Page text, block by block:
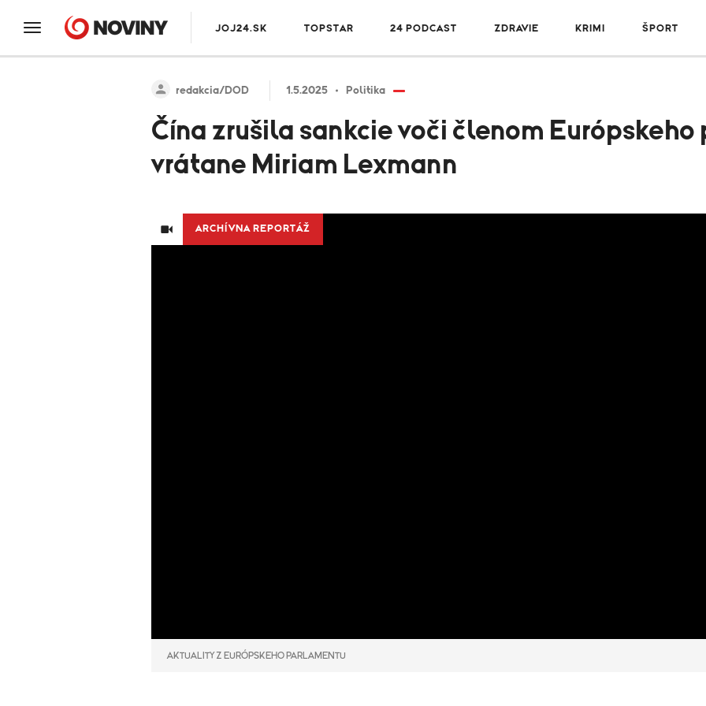
JOJ24.SK TOPSTAR 24 PODCAST ZDRAVIE KRIMI ŠPORT
redakcia/DOD 1.5.2025 Politika
Čína zrušila sankcie voči členom
vrátane Miriam Lexmann
ARCHÍVNA REPORTÁŽ
AKTUALITY Z EURÓPSKEHO PARLAMENTU